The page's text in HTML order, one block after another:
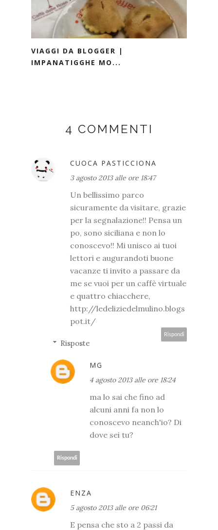
VIAGGI DA BLOGGER |
IMPANATIGGHE MO...
4 COMMENTI
CUOCA PASTICCIONA
3 agosto 2013 alle ore 18:47
Un bellissimo parco
sicuramente da visitare, grazie
per la segnalazione!! Pensa un
po, sono siciliana e non lo
conoscevo!! Mi unisco ai tuoi
lettori e augurandoti buone
vacanze ti invito a passare da
me se vuoi per un caffè virtuale
e quattro chiacchere,
http://ledeliziedelmulino.blogs
pot.it/
Rispondi
Risposte
MG
4 agosto 2013 alle ore 18:24
ma lo sai che fino ad
alcuni anni fa non lo
conoscevo neanch'io? Di
dove sei tu?
Rispondi
ENZA
5 agosto 2013 alle ore 06:21
E pensa che sto a 2 passi da